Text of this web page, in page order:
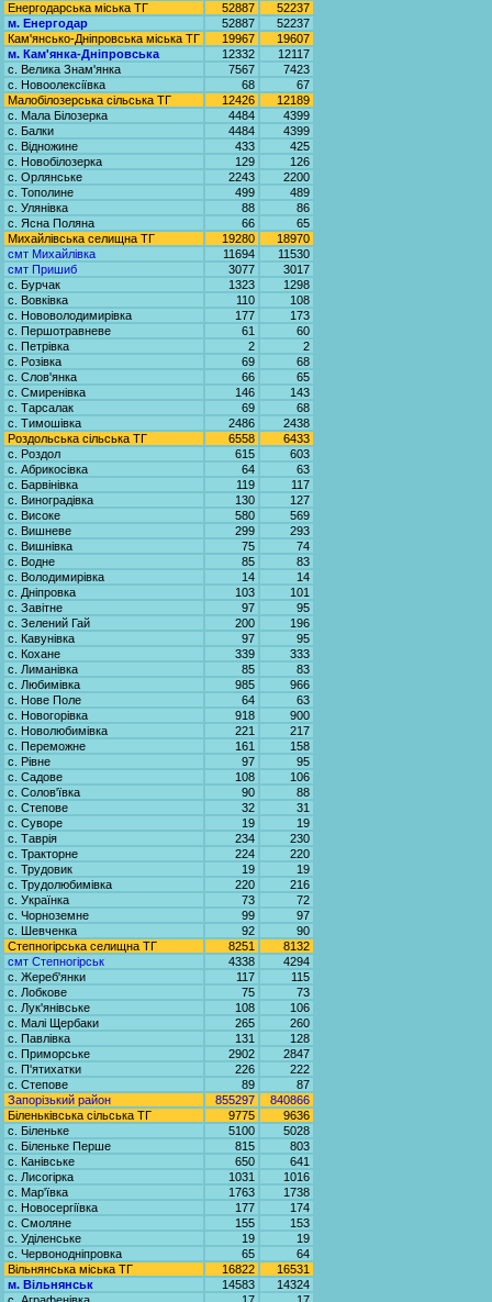
Енергодарська міська ТГ
52887
52237
м. Енергодар
52887
52237
Кам'янсько-Дніпровська міська ТГ
19967
19607
м. Кам'янка-Дніпровська
12332
12117
с. Велика Знам'янка
7567
7423
с. Новоолексіївка
68
67
Малобілозерська сільська ТГ
12426
12189
с. Мала Білозерка
4484
4399
с. Балки
4484
4399
с. Відножине
433
425
с. Новобілозерка
129
126
с. Орлянське
2243
2200
с. Тополине
499
489
с. Улянівка
88
86
с. Ясна Поляна
66
65
Михайлівська селищна ТГ
19280
18970
смт Михайлівка
11694
11530
смт Пришиб
3077
3017
с. Бурчак
1323
1298
с. Вовківка
110
108
с. Нововолодимирівка
177
173
с. Першотравневе
61
60
с. Петрівка
2
2
с. Розівка
69
68
с. Слов'янка
66
65
с. Смиренівка
146
143
с. Тарсалак
69
68
с. Тимошівка
2486
2438
Роздольська сільська ТГ
6558
6433
с. Роздол
615
603
с. Абрикосівка
64
63
с. Барвінівка
119
117
с. Виноградівка
130
127
с. Високе
580
569
с. Вишневе
299
293
с. Вишнівка
75
74
с. Водне
85
83
с. Володимирівка
14
14
с. Дніпровка
103
101
с. Завітне
97
95
с. Зелений Гай
200
196
с. Кавунівка
97
95
с. Кохане
339
333
с. Лиманівка
85
83
с. Любимівка
985
966
с. Нове Поле
64
63
с. Новогорівка
918
900
с. Новолюбимівка
221
217
с. Переможне
161
158
с. Рівне
97
95
с. Садове
108
106
с. Солов'ївка
90
88
с. Степове
32
31
с. Суворе
19
19
с. Таврія
234
230
с. Тракторне
224
220
с. Трудовик
19
19
с. Трудолюбимівка
220
216
с. Українка
73
72
с. Чорноземне
99
97
с. Шевченка
92
90
Степногірська селищна ТГ
8251
8132
смт Степногірськ
4338
4294
с. Жереб'янки
117
115
с. Лобкове
75
73
с. Лук'янівське
108
106
с. Малі Щербаки
265
260
с. Павлівка
131
128
с. Приморське
2902
2847
с. П'ятихатки
226
222
с. Степове
89
87
Запорізький район
855297
840866
Біленьківська сільська ТГ
9775
9636
с. Біленьке
5100
5028
с. Біленьке Перше
815
803
с. Канівське
650
641
с. Лисогірка
1031
1016
с. Мар'ївка
1763
1738
с. Новосергіївка
177
174
с. Смоляне
155
153
с. Уділенське
19
19
с. Червонодніпровка
65
64
Вільнянська міська ТГ
16822
16531
м. Вільнянськ
14583
14324